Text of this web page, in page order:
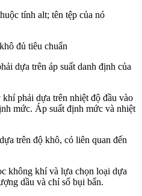
đủ tiêu chuẩn
dựa trên áp suất danh định của
phải dựa trên nhiệt độ đầu vào
mức. Áp suất định mức và nhiệt
trên độ khô, có liên quan đến
không khí và lựa chọn loại dựa
dầu và chỉ số bụi bẩn.